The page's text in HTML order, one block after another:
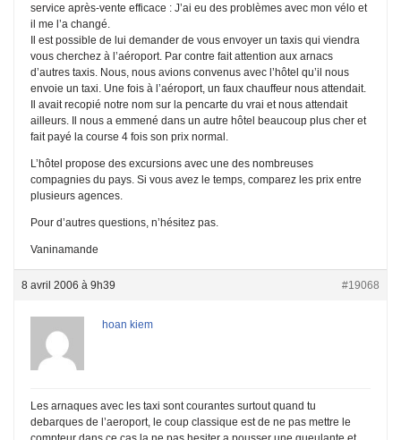
service après-vente efficace : J’ai eu des problèmes avec mon vélo et
il me l’a changé.
Il est possible de lui demander de vous envoyer un taxis qui viendra
vous cherchez à l’aéroport. Par contre fait attention aux arnacs
d’autres taxis. Nous, nous avions convenus avec l’hôtel qu’il nous
envoie un taxi. Une fois à l’aéroport, un faux chauffeur nous attendait.
Il avait recopié notre nom sur la pencarte du vrai et nous attendait
ailleurs. Il nous a emmené dans un autre hôtel beaucoup plus cher et
fait payé la course 4 fois son prix normal.
L’hôtel propose des excursions avec une des nombreuses
compagnies du pays. Si vous avez le temps, comparez les prix entre
plusieurs agences.
Pour d’autres questions, n’hésitez pas.
Vaninamande
8 avril 2006 à 9h39 #19068
hoan kiem
Les arnaques avec les taxi sont courantes surtout quand tu
debarques de l’aeroport, le coup classique est de ne pas mettre le